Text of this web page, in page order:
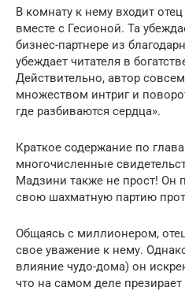
В комнату к нему входит
вместе с Гесионой. Та
бизнес-партнере из
убеждает читателя в
Действительно, автор
множеством интриг и
где разбиваются сердца».
Краткое содержание по
многочисленные
Мадзини также не прост! Он
свою шахматную партию
Общаясь с миллионером,
свое уважение к нему.
влияние чудо-дома) он
что на самом деле презирает